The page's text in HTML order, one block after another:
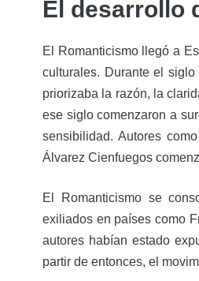
El desarrollo
El Romanticismo llegó a
culturales. Durante el
priorizaba la razón, la
ese siglo comenzaron a
sensibilidad. Autores
Álvarez Cienfuegos
El Romanticismo se
exiliados en países como
autores habían estado
partir de entonces, el